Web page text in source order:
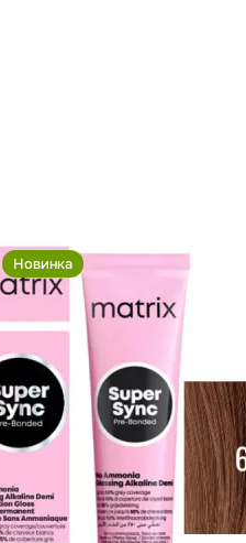
Новинка